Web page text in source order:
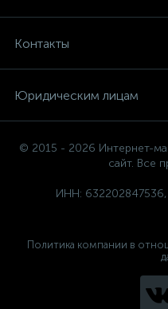
Контакты
Юридическим лицам
© 2015 - 2026 Интернет-
сайт. Все
ИНН:
Политика компании в